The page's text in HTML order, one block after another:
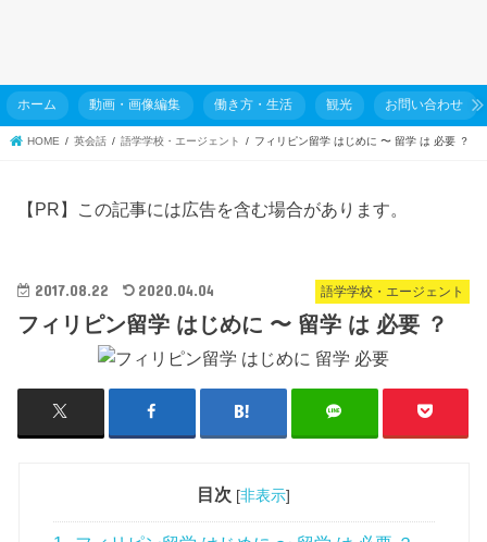
ホーム 動画・画像編集 働き方・生活 観光 お問い合わせ
HOME 英会話 語学学校・エージェント フィリピン留学 はじめに 〜 留学 は 必要 ？
【PR】この記事には広告を含む場合があります。
語学学校・エージェント
2017.08.22 2020.04.04
フィリピン留学 はじめに 〜 留学 は 必要 ？
目次 [非表示]